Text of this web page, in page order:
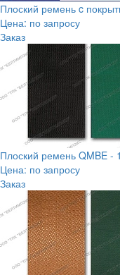
Плоский ремень c
Цена: по запросу
Заказ
Плоский ремень QMBE -
Цена: по запросу
Заказ